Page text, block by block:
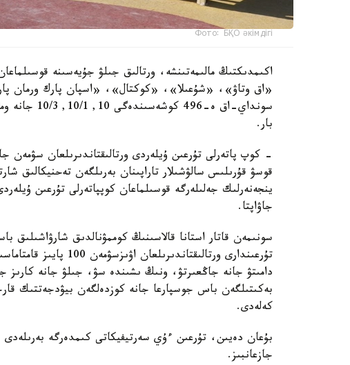
Фото: БҚО әкімдігі
اكىمدىكتىڭ مالىمەتىنشە، ورتالىق جىلۋ جۇيەسىنە
«اق وتاۋ»، «شۇعىلا»، «كوكتال»، «اسپان پارك ورمان
بار.
- كوپ پاتەرلى تۇرعىن ۇيلەردى ورتالىقتاندىرىلعان سۋمەن
قوسۋ قۇرىلىس سالۋشىلار تاراپىنان بەرىلگەن تەحنيكالىق
ينجەنەرلىك جەلىلەرگە قوسىلماعان كوپپاتەرلى تۇرعىن
جاۋاپتا.
سونىمەن قاتار استانا قالاسىنىڭ كوممۋنالدىق شارۋاشىلىق
تۇرعىندارى
دامىتۋ جانە جاڭعىرتۋ، ونىڭ ىشىندە سۋ، جىلۋ جانە كارىز
بەكىتىلگەن باس جوسپارعا جانە كوزدەلگەن بيۋدجەتتىك
كەلەدى.
بۇعان دەيىن، تۇرعىن ءۇي سەرتيفيكاتى كىمدەرگە
جازعانبىز.